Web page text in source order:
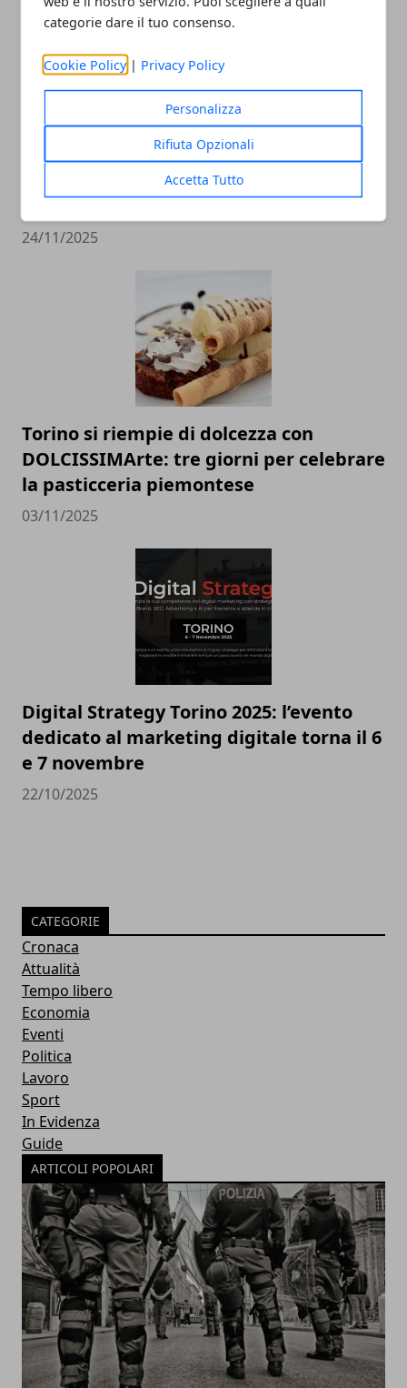
categorie dare il tuo consenso.
Cookie Policy | Privacy Policy
Personalizza
Rifiuta Opzionali
Accetta Tutto
Vitamine Jazz Festival: al Teatro Juvarra
la musica che cura e ricorda
l’importanza della prevenzione
24/11/2025
Torino si riempie di dolcezza con
DOLCISSIMArte: tre giorni per celebrare
la pasticceria piemontese
03/11/2025
Digital Strategy Torino 2025: l’evento
dedicato al marketing digitale torna il 6
e 7 novembre
22/10/2025
CATEGORIE
Cronaca
Attualità
Tempo libero
Economia
Eventi
Politica
Lavoro
Sport
In Evidenza
Guide
ARTICOLI POPOLARI